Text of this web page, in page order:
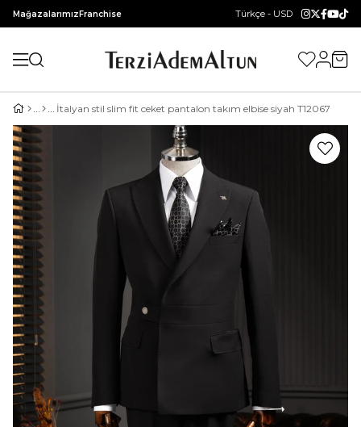
MağazalarımızFranchise Türkçe - USD
İtalyan stil slim fit ceket pantalon takım elbise siyah T12067